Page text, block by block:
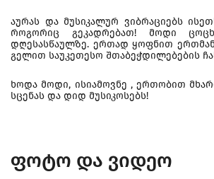
აურას და მუსიკალურ ვიბრაციებს
როგორიც გეკადრებათ! მოდი
დღესასწაულზე. ერთად ყოფნით
გელით საუკეთესო შთაბეჭდილებების
ხოდა მოდი, ისიამოვნე , ერთობით
სცენას და დიდ მუსიკოსებს!
ფოტო და ვიდეო